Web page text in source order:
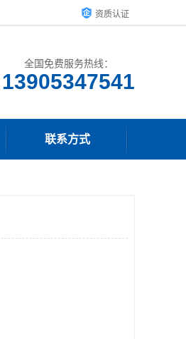
资质认证
全国免费服务热线：
13905347541
联系方式